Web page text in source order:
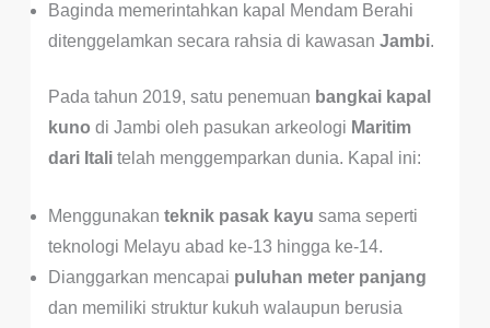
Baginda memerintahkan kapal Mendam Berahi
ditenggelamkan secara rahsia di kawasan Jambi.
Pada tahun 2019, satu penemuan bangkai kapal
kuno di Jambi oleh pasukan arkeologi Maritim
dari Italitelah menggemparkan dunia. Kapal ini:
Menggunakan teknik pasak kayu sama seperti
teknologi Melayu abad ke-13 hingga ke-14.
Dianggarkan mencapai puluhan meter panjang
dan memiliki struktur kukuh walaupun berusia